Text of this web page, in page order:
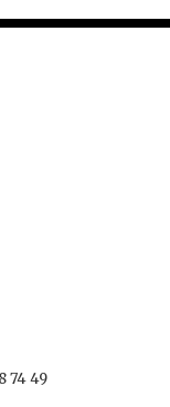
74 49